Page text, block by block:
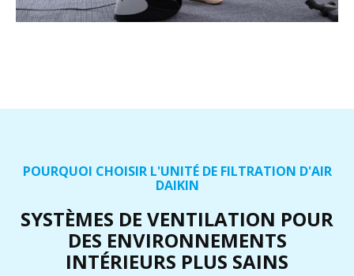
POURQUOI CHOISIR L'UNITÉ DE FILTRATION D'AIR
DAIKIN
SYSTÈMES DE VENTILATION POUR
DES ENVIRONNEMENTS
INTÉRIEURS PLUS SAINS